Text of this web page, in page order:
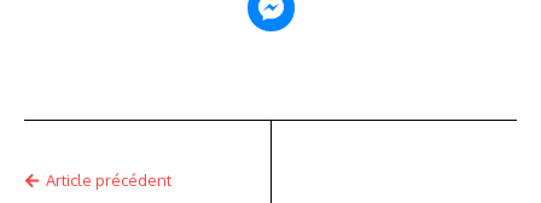
Article précédent